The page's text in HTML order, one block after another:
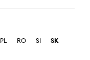
PL RO SI
SK